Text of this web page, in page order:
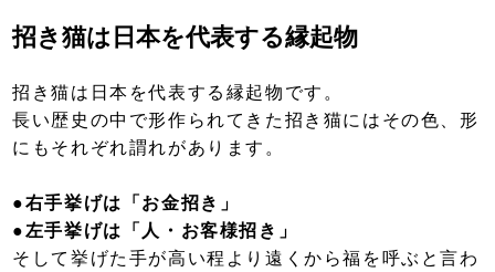
招き猫は日本を代表する縁起物
招き猫は日本を代表する縁起物です。
長い歴史の中で形作られてきた招き猫にはその色、形
にもそれぞれ謂れがあります。
●右手挙げは「お金招き」
●左手挙げは「人・お客様招き」
そして挙げた手が高い程より遠くから福を呼ぶと言わ